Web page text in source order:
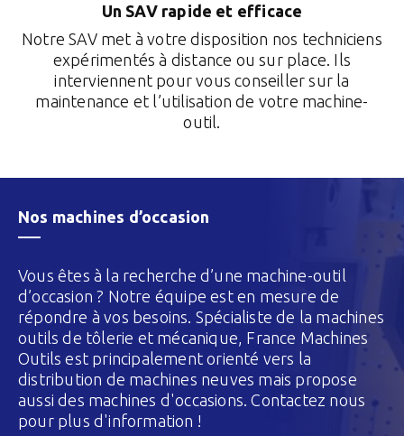
Un SAV rapide et efficace
Notre SAV met à votre disposition nos techniciens
expérimentés à distance ou sur place. Ils
interviennent pour vous conseiller sur la
maintenance et l’utilisation de votre machine-
outil.
Nos machines d’occasion
Vous êtes à la recherche d’une machine-outil
d’occasion ? Notre équipe est en mesure de
répondre à vos besoins. Spécialiste de la machines
outils de tôlerie et mécanique, France Machines
Outils est principalement orienté vers la
distribution de machines neuves mais propose
aussi des machines d'occasions. Contactez nous
pour plus d'information !